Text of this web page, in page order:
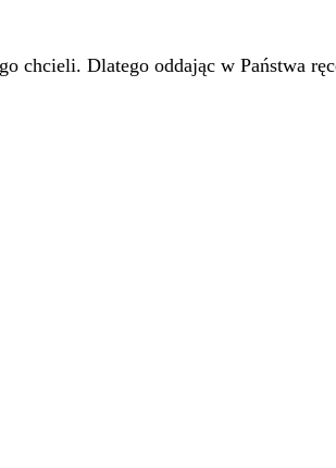
chcieli. Dlatego oddając w Państwa